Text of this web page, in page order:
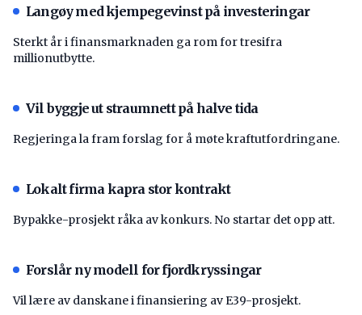
Langøy med kjempegevinst på investeringar
Sterkt år i finansmarknaden ga rom for tresifra
millionutbytte.
Vil byggje ut straumnett på halve tida
Regjeringa la fram forslag for å møte kraftutfordringane.
Lokalt firma kapra stor kontrakt
Bypakke-prosjekt råka av konkurs. No startar det opp att.
Forslår ny modell for fjordkryssingar
Vil lære av danskane i finansiering av E39-prosjekt.